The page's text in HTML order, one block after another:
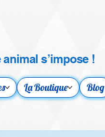
s’impose !
La Boutique Blog